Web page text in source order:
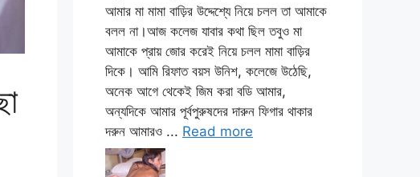
আমার মা মামা বাড়ির উদ্দেশ্যে নিয়ে চলল তা আমাকে
বলল না।আজ কলেজ যাবার কথা ছিল তবুও মা
আমাকে প্রায় জোর করেই নিয়ে চলল মামা বাড়ির
দিকে। আমি রিফাত বয়স উনিশ, কলেজে উঠেছি,
অনেক আগে থেকেই জিম করা বডি আমার,
অন্যদিকে আমার পূর্বপুরুষদের দারুন ফিগার থাকার
দরুন আমারও ... Read more